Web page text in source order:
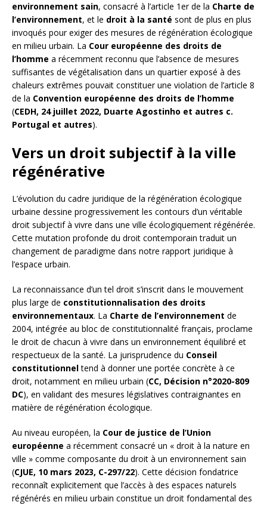
environnement sain, consacré à l’article 1er de la Charte de
l’environnement, et le droit à la santé sont de plus en plus
invoqués pour exiger des mesures de régénération écologique
en milieu urbain. La Cour européenne des droits de
l’homme a récemment reconnu que l’absence de mesures
suffisantes de végétalisation dans un quartier exposé à des
chaleurs extrêmes pouvait constituer une violation de l’article 8
de la Convention européenne des droits de l’homme
(CEDH, 24 juillet 2022, Duarte Agostinho et autres c.
Portugal et autres).
Vers un droit subjectif à la ville
régénérative
L’évolution du cadre juridique de la régénération écologique
urbaine dessine progressivement les contours d’un véritable
droit subjectif à vivre dans une ville écologiquement régénérée.
Cette mutation profonde du droit contemporain traduit un
changement de paradigme dans notre rapport juridique à
l’espace urbain.
La reconnaissance d’un tel droit s’inscrit dans le mouvement
plus large de constitutionnalisation des droits
environnementaux. La Charte de l’environnement de
2004, intégrée au bloc de constitutionnalité français, proclame
le droit de chacun à vivre dans un environnement équilibré et
respectueux de la santé. La jurisprudence du Conseil
constitutionneltend à donner une portée concrète à ce
droit, notamment en milieu urbain (CC, Décision n°2020-809
DC), en validant des mesures législatives contraignantes en
matière de régénération écologique.
Au niveau européen, la Cour de justice de l’Union
européenne a récemment consacré un « droit à la nature en
ville » comme composante du droit à un environnement sain
(CJUE, 10 mars 2023, C-297/22). Cette décision fondatrice
reconnaît explicitement que l’accès à des espaces naturels
régénérés en milieu urbain constitue un droit fondamental des